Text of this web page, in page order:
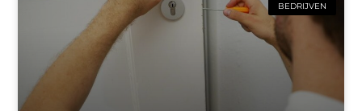
BEDRIJVEN